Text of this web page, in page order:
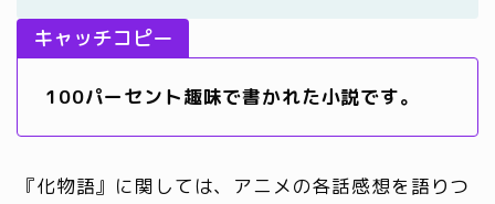
キャッチコピー
100パーセント趣味で書かれた小説です。
『化物語』に関しては、アニメの各話感想を語りつ